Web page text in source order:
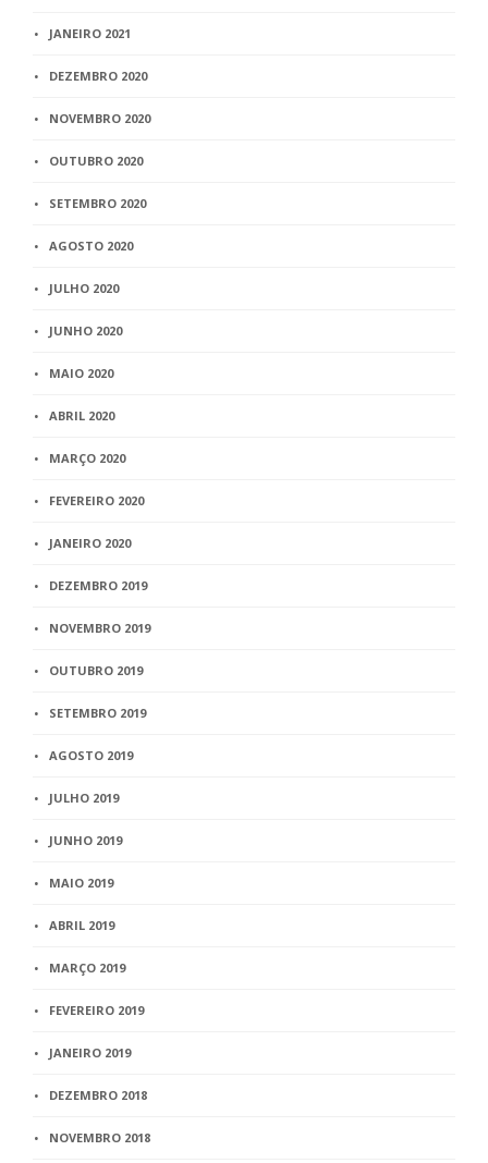
JANEIRO 2021
DEZEMBRO 2020
NOVEMBRO 2020
OUTUBRO 2020
SETEMBRO 2020
AGOSTO 2020
JULHO 2020
JUNHO 2020
MAIO 2020
ABRIL 2020
MARÇO 2020
FEVEREIRO 2020
JANEIRO 2020
DEZEMBRO 2019
NOVEMBRO 2019
OUTUBRO 2019
SETEMBRO 2019
AGOSTO 2019
JULHO 2019
JUNHO 2019
MAIO 2019
ABRIL 2019
MARÇO 2019
FEVEREIRO 2019
JANEIRO 2019
DEZEMBRO 2018
NOVEMBRO 2018